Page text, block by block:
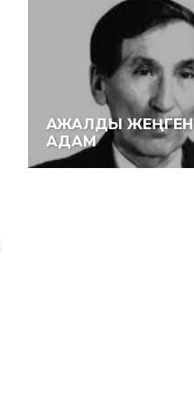
АЖАЛДЫ ЖЕҢГЕН
АДАМ